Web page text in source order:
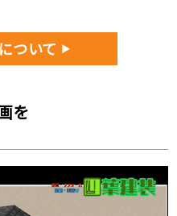
ついて
を